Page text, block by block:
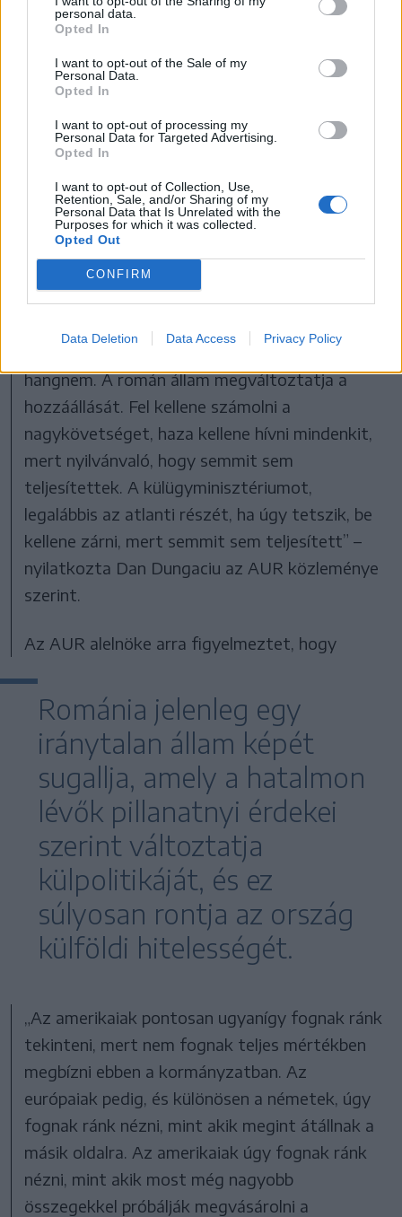
personal data.
Opted In
I want to opt-out of the Sale of my
Personal Data.
Opted In
I want to opt-out of processing my
Personal Data for Targeted Advertising.
Opted In
I want to opt-out of Collection, Use,
Retention, Sale, and/or Sharing of my
Personal Data that Is Unrelated with the
Purposes for which it was collected.
Opted Out
CONFIRM
Data Deletion Data Access Privacy Policy
„Ez egy egyéves kudarc elismerése. Egy
kudarcé, amelyet mi is folyamatosan
túl, hogy azt rótták fel nekünk, hogy fizettünk
volna olyasmit, amit soha nem fizettünk,
amikor az Egyesült Államokba utaztunk, és
Donald Trumpról beszéltünk, könyveket
adtunk ki Donald Trumpról, és konferenciákat
tartottunk Donald Trumpról. Akkoriban azzal
amelyben semmi sem történt, megváltozott a
hangnem. A román állam megváltoztatja a
hozzáállását. Fel kellene számolni a
nagykövetséget, haza kellene hívni mindenkit,
mert nyilvánvaló, hogy semmit sem
teljesítettek. A külügyminisztériumot,
legalábbis az atlanti részét, ha úgy tetszik, be
kellene zárni, mert semmit sem teljesített” –
nyilatkozta Dan Dungaciu az AUR közleménye
szerint.
Az AUR alelnöke arra figyelmeztet, hogy
Románia jelenleg egy
iránytalan állam képét
sugallja, amely a hatalmon
lévők pillanatnyi érdekei
szerint változtatja
külpolitikáját, és ez
súlyosan rontja az ország
külföldi hitelességét.
„Az amerikaiak pontosan ugyanígy fognak ránk
tekinteni, mert nem fognak teljes mértékben
megbízni ebben a kormányzatban. Az
európaiak pedig, és különösen a németek, úgy
fognak ránk nézni, mint akik megint átállnak a
másik oldalra. Az amerikaiak úgy fognak ránk
nézni, mint akik most még nagyobb
összegekkel próbálják megvásárolni a